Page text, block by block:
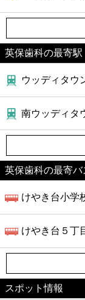
英保歯科の最寄駅
ウッディタウ
南ウッディタ
英保歯科の最寄バ
けやき台小学
けやき台５丁
スポット情報